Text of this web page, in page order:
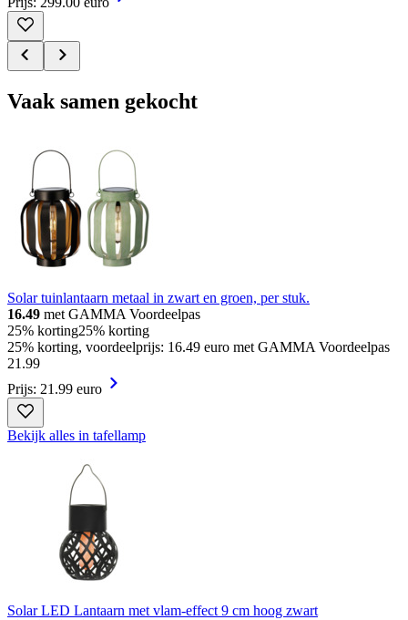
Vaak samen gekocht
Solar tuinlantaarn metaal in zwart en groen, per stuk.
16.49 met GAMMA Voordeelpas
25% korting25% korting
25% korting, voordeelprijs: 16.49 euro met GAMMA Voordeelpas
21.99
Prijs: 21.99 euro
Bekijk alles in tafellamp
Solar LED Lantaarn met vlam-effect 9 cm hoog zwart